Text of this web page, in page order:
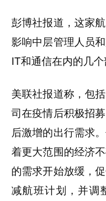
彭博社报道，这家
影响中层管理人员
IT和通信在内的几个
美联社报道称，包
司在疫情后积极招
后激增的出行需求
着更大范围的经济
的需求开始放缓，
减航班计划，并调